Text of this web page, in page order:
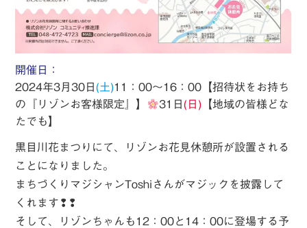
開催日：
2024年3月30日(土)11：00～16：00【招待状をお持ち
の『リゾンお客様限定』】 31日(日) 【地域の皆様どな
たでも】
黒目川花まつりにて、リゾンお花見休憩所が設置される
ことになりました。
まちづくりマジシャンToshiさんがマジックを披露して
くれます❢❢
そして、リゾンちゃんも12：00と14：00に登場する予